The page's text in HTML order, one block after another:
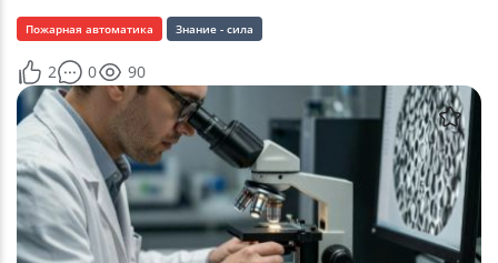
Пожарная автоматика Знание - сила
2 0 90